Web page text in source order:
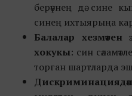
берәүнең дә сине
синең ихтыярыңа
Балалар хезмәтен
хокукы: син
торган шартларда